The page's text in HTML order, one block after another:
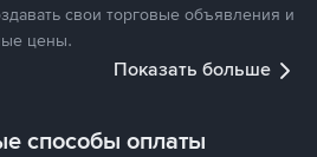
свои торговые объявления и
цены.
Показать больше
способы оплаты